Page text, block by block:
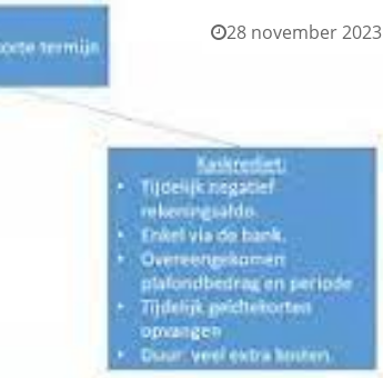
28 november 2023